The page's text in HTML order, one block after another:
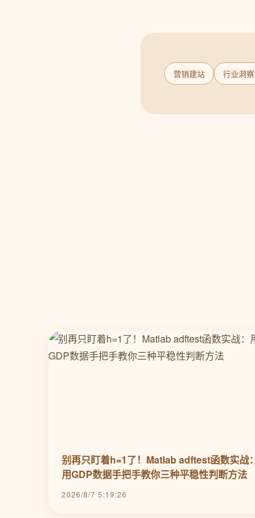
营销建站 行业洞察
别再只盯着h=1了！Matlab adftest函数实战：
用GDP数据手把手教你三种平稳性判断方法
2026/8/7 5:19:26